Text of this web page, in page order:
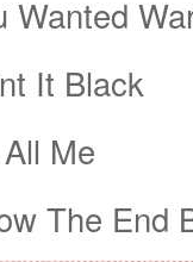
Wanted
It Black
Me
The End